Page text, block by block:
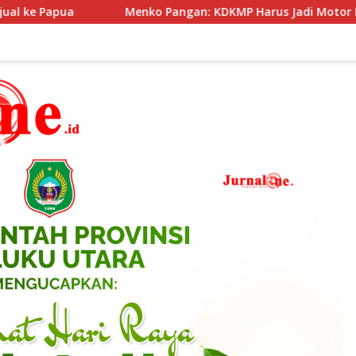
KDKMP Harus Jadi Motor Ekonomi Desa Berbasis Potensi